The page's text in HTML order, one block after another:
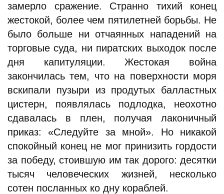
замерло сражение. Странно тихий конец
жестокой, более чем пятилетней борьбы. Не
было больше ни отчаянных нападений на
торговые суда, ни пиратских выходок после
дня капитуляции. Жестокая война
закончилась тем, что на поверхности моря
вскипали пузыри из продутых балластных
цистерн, появлялась подлодка, неохотно
сдавалась в плен, получая лаконичный
приказ: «Следуйте за мной». Но никакой
спокойный конец не мог принизить гордости
за победу, стоившую им так дорого: десятки
тысяч человеческих жизней, несколько
сотен посланных ко дну кораблей.